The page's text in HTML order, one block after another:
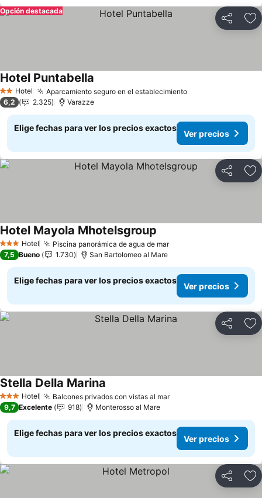
Compartir
Opción destacada
2 Estrellas
Hotel Aparcamiento seguro en el establecimiento
Hotel Puntabella
6,2 2.325 Varazze
Elige fechas para ver los precios exactos
Ver precios
Compartir
3 Estrellas
Hotel Piscina panorámica de agua de mar
Hotel Mayola Mhotelsgroup
7,5 Bueno 1.730 San Bartolomeo al Mare
Elige fechas para ver los precios exactos
Ver precios
Compartir
3 Estrellas
Hotel Balcones privados con vistas al mar
Stella Della Marina
9,7 Excelente 918 Monterosso al Mare
Elige fechas para ver los precios exactos
Ver precios
Compartir